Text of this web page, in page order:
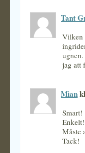
Tant
Vilken
jag att
Mian
Smart!
Enkelt!
Måste
Tack!